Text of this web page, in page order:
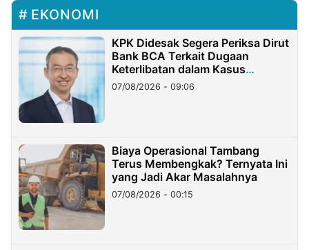
EKONOMI
KPK Didesak Segera Periksa Dirut
Bank BCA Terkait Dugaan
Keterlibatan dalam Kasus
Hilangnya Dana Nasabah Rp2,58
Miliar
07/08/2026 - 09:06
Biaya Operasional Tambang
Terus Membengkak? Ternyata Ini
yang Jadi Akar Masalahnya
07/08/2026 - 00:15